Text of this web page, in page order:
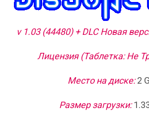
v 1.03 (44480) + DLC Новая
Лицензия (Таблетка: Не
Место на диске:2
Размер загрузки: